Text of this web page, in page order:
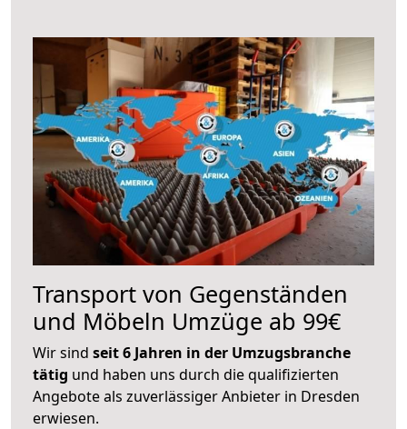
Transport von Gegenständen
und Möbeln Umzüge ab 99€
Wir sind seit 6 Jahren in der Umzugsbranche
tätig und haben uns durch die qualifizierten
Angebote als zuverlässiger Anbieter in Dresden
erwiesen.